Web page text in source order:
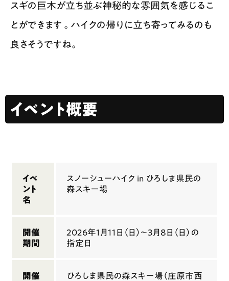
スギの巨木が立ち並ぶ神秘的な雰囲気を感じるこ
とができます 。ハイクの帰りに立ち寄ってみるのも
良さそうですね。
イベント概要
イベ
ント
名
スノーシューハイク in ひろしま県民の
森スキー場
開催
期間
2026年1月11日（日）〜3月8日（日）の
指定日
開催
ひろしま県民の森スキー場（庄原市西